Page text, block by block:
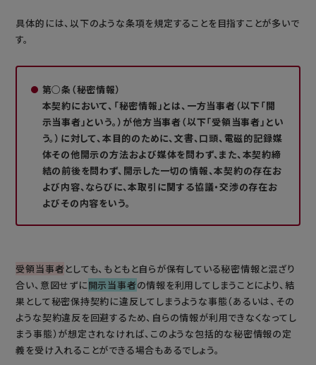
具体的には、以下のような条項を規定することを目指すことが多いで
す。
第○条（秘密情報）
本契約において、「秘密情報」とは、一方当事者（以下「開
示当事者」という。）が他方当事者（以下「受領当事者」とい
う。）に対して、本目的のために、文書、口頭、電磁的記録媒
体その他開示の方法および媒体を問わず、また、本契約締
結の前後を問わず、開示した一切の情報、本契約の存在お
よび内容、ならびに、本取引に関する協議・交渉の存在お
よびその内容をいう。
受領当事者としても、もともと自らが保有している秘密情報と混ざり
合い、意図せずに開示当事者の情報を利用してしまうことにより、結
果として秘密保持契約に違反してしまうような事態（あるいは、その
ような契約違反を回避するため、自らの情報が利用できなくなってし
まう事態）が想定されなければ、このような包括的な秘密情報の定
義を受け入れることができる場合もあるでしょう。